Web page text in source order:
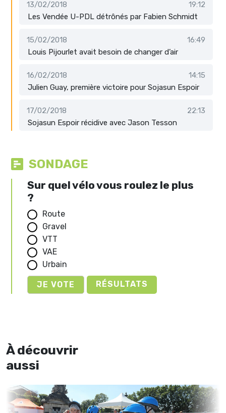
13/02/2018
19:12
Les Vendée U-PDL détrônés par Fabien Schmidt
15/02/2018
16:49
Louis Pijourlet avait besoin de changer d’air
16/02/2018
14:15
Julien Guay, première victoire pour Sojasun Espoir
17/02/2018
22:13
Sojasun Espoir récidive avec Jason Tesson
SONDAGE
Sur quel vélo vous roulez le plus
?
Route
Gravel
VTT
VAE
Urbain
RÉSULTATS
À découvrir
aussi